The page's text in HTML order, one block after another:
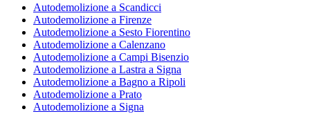
Autodemolizione a Scandicci
Autodemolizione a Firenze
Autodemolizione a Sesto Fiorentino
Autodemolizione a Calenzano
Autodemolizione a Campi Bisenzio
Autodemolizione a Lastra a Signa
Autodemolizione a Bagno a Ripoli
Autodemolizione a Prato
Autodemolizione a Signa